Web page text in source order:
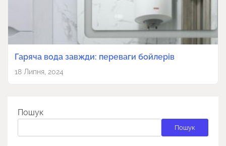
Гаряча вода завжди: переваги бойлерів
18 Липня, 2024
Пошук
Пошук